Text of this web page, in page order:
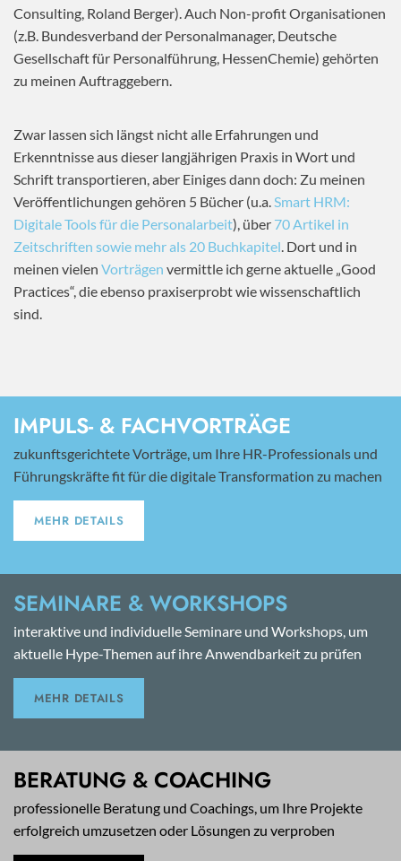
Consulting, Roland Berger). Auch Non-profit Organisationen
(z.B. Bundesverband der Personalmanager, Deutsche
Gesellschaft für Personalführung, HessenChemie) gehörten
zu meinen Auftraggebern.
Zwar lassen sich längst nicht alle Erfahrungen und
Erkenntnisse aus dieser langjährigen Praxis in Wort und
Schrift transportieren, aber Einiges dann doch: Zu meinen
Veröffentlichungen gehören 5 Bücher (u.a.Smart HRM:
Digitale Tools für die Personalarbeit), über 70 Artikel in
Zeitschriften sowie mehr als 20 Buchkapitel. Dort und in
meinen vielen Vorträgen vermittle ich gerne aktuelle „Good
Practices“, die ebenso praxiserprobt wie wissenschaftlich
sind.
IMPULS- & FACHVORTRÄGE
zukunftsgerichtete Vorträge, um Ihre HR-Professionals und
Führungskräfte fit für die digitale Transformation zu machen
MEHR DETAILS
SEMINARE & WORKSHOPS
interaktive und individuelle Seminare und Workshops, um
aktuelle Hype-Themen auf ihre Anwendbarkeit zu prüfen
MEHR DETAILS
BERATUNG & COACHING
professionelle Beratung und Coachings, um Ihre Projekte
erfolgreich umzusetzen oder Lösungen zu verproben